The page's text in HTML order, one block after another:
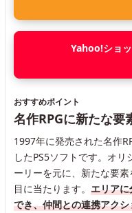
Yahoo!ショ
おすすめポイント
名作RPGに新たな要
1997年に発売された名作
したPS5ソフトです。オ
ーリーを元に、新たな要
目に当たります。 エリア
でき、仲間との連携アク